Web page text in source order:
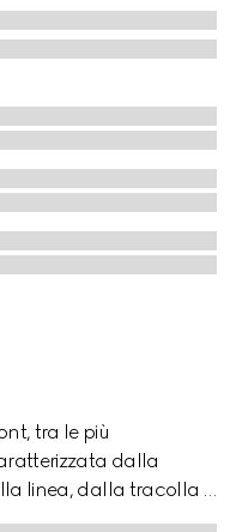
tra le più
dalla
linea, dalla tracolla a
contemporanee. La